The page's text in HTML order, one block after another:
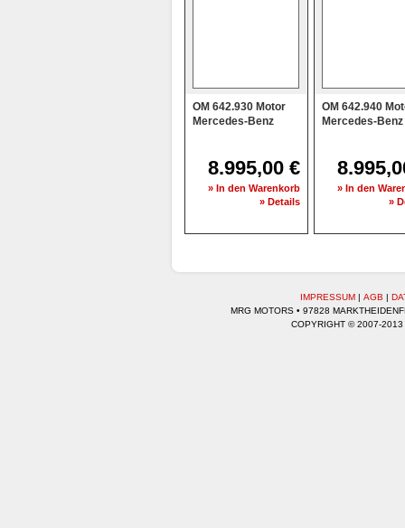
OM 642.930 Motor
Mercedes-Benz
8.995,00 €
» In den Warenkorb
» Details
OM 642.940
Mercedes-Benz
» In den
»
IMPRESSUM | AGB |
MRG MOTORS • 97828
COPYRIGHT © 2007-2013